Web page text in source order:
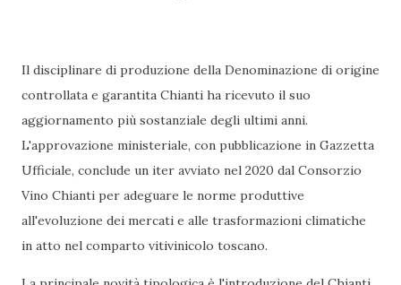
Il disciplinare di produzione della Denominazione di origine
controllata e garantita Chianti ha ricevuto il suo
aggiornamento più sostanziale degli ultimi anni.
L'approvazione ministeriale, con pubblicazione in Gazzetta
Ufficiale, conclude un iter avviato nel 2020 dal Consorzio
Vino Chianti per adeguare le norme produttive
all'evoluzione dei mercati e alle trasformazioni climatiche
in atto nel comparto vitivinicolo toscano.